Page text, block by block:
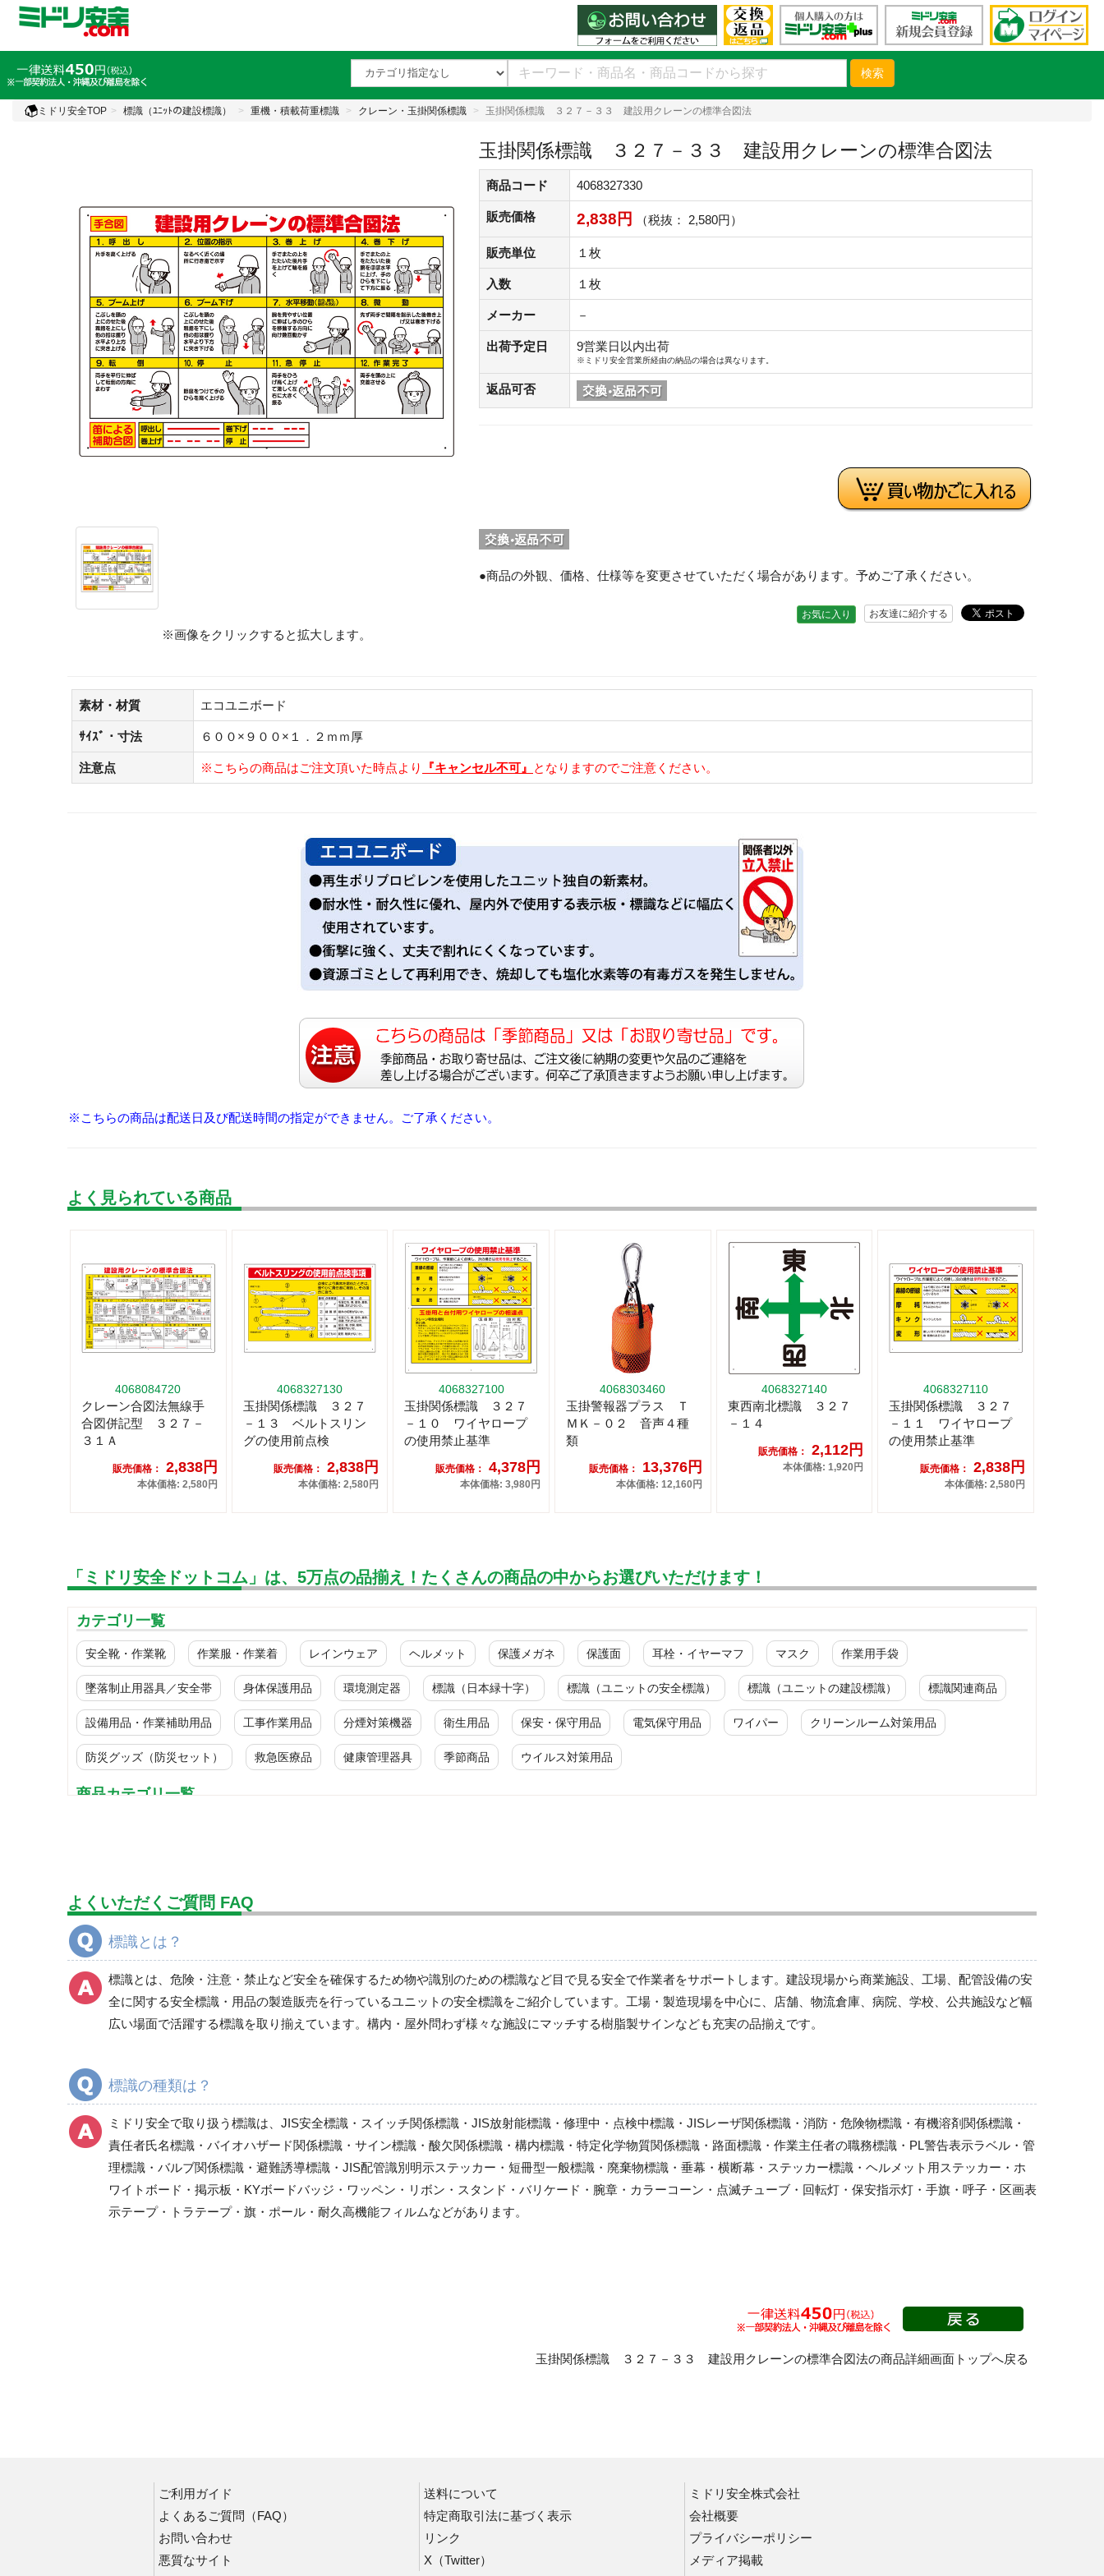
検索
ミドリ安全TOP 標識（ﾕﾆｯﾄの建設標識） 重機・積載荷重標識 クレーン・玉掛関係標識 玉掛関係標識 ３２７－３３ 建設用クレーンの標準合図法
※画像をクリックすると拡大します。
玉掛関係標識 ３２７－３３ 建設用クレーンの標準合図法
商品コード 4068327330
販売価格 2,838円 （税抜： 2,580円）
販売単位 １枚
入数 １枚
メーカー －
出荷予定日 9営業日以内出荷
※ミドリ安全営業所経由の納品の場合は異なります。
返品可否
●商品の外観、価格、仕様等を変更させていただく場合があります。予めご了承ください。
お友達に紹介する
お気に入り
素材・材質 エコユニボード
ｻｲｽﾞ・寸法 ６００×９００×１．２ｍｍ厚
注意点 ※こちらの商品はご注文頂いた時点より 『キャンセル不可』 となりますのでご注意ください。
※こちらの商品は配送日及び配送時間の指定ができません。ご了承ください。
よく見られている商品
4068084720
クレーン合図法無線手
合図併記型 ３２７－
３１Ａ
販売価格： 2,838円
本体価格: 2,580円
4068327130
玉掛関係標識 ３２７
－１３ ベルトスリン
グの使用前点検
販売価格： 2,838円
本体価格: 2,580円
4068327100
玉掛関係標識 ３２７
－１０ ワイヤロープ
の使用禁止基準
販売価格： 4,378円
本体価格: 3,980円
4068303460
玉掛警報器プラス Ｔ
ＭＫ－０２ 音声４種
類
販売価格： 13,376円
本体価格: 12,160円
4068327140
東西南北標識 ３２７
－１４
販売価格： 2,112円
本体価格: 1,920円
4068327110
玉掛関係標識 ３２７
－１１ ワイヤロープ
の使用禁止基準
販売価格： 2,838円
本体価格: 2,580円
「ミドリ安全ドットコム」は、5万点の品揃え！たくさんの商品の中からお選びいただけます！
カテゴリ一覧
安全靴・作業靴 作業服・作業着 レインウェア ヘルメット 保護メガネ 保護面 耳栓・イヤーマフ マスク 作業用手袋
墜落制止用器具／安全帯 身体保護用品 環境測定器 標識（日本緑十字） 標識（ユニットの安全標識） 標識（ユニットの建設標識） 標識関連商品
設備用品・作業補助用品 工事作業用品 分煙対策機器 衛生用品 保安・保守用品 電気保守用品 ワイパー クリーンルーム対策用品
防災グッズ（防災セット） 救急医療品 健康管理器具 季節商品 ウイルス対策用品
商品カテゴリ一覧
安全掲示板（木製）
現場配置図用品
朝礼会場・安全広場関連用品
施工体系図
行先表示板他
無災害記録表他
昇降口・昇降階段標識
保護具標識
安全第一標識他
整理整頓標識
クレーン・玉掛関係標識
樹脂製KYボード（防雨型）
危険予知活動用品
よくいただくご質問 FAQ
標識とは？
標識とは、危険・注意・禁止など安全を確保するため物や識別のための標識など目で見る安全で作業者をサポートします。建設現場から商業施設、工場、配管設備の安
全に関する安全標識・用品の製造販売を行っているユニットの安全標識をご紹介しています。工場・製造現場を中心に、店舗、物流倉庫、病院、学校、公共施設など幅
広い場面で活躍する標識を取り揃えています。構内・屋外問わず様々な施設にマッチする樹脂製サインなども充実の品揃えです。
標識の種類は？
ミドリ安全で取り扱う標識は、JIS安全標識・スイッチ関係標識・JIS放射能標識・修理中・点検中標識・JISレーザ関係標識・消防・危険物標識・有機溶剤関係標識・
責任者氏名標識・バイオハザード関係標識・サイン標識・酸欠関係標識・構内標識・特定化学物質関係標識・路面標識・作業主任者の職務標識・PL警告表示ラベル・管
理標識・バルブ関係標識・避難誘導標識・JIS配管識別明示ステッカー・短冊型一般標識・廃棄物標識・垂幕・横断幕・ステッカー標識・ヘルメット用ステッカー・ホ
ワイトボード・掲示板・KYボードバッジ・ワッペン・リボン・スタンド・バリケード・腕章・カラーコーン・点滅チューブ・回転灯・保安指示灯・手旗・呼子・区画表
示テープ・トラテープ・旗・ポール・耐久高機能フィルムなどがあります。
玉掛関係標識 ３２７－３３ 建設用クレーンの標準合図法の商品詳細画面トップへ戻る
ご利用ガイド
よくあるご質問（FAQ）
お問い合わせ
悪質なサイト
送料について
特定商取引法に基づく表示
リンク
X（Twitter）
ミドリ安全株式会社
会社概要
プライバシーポリシー
メディア掲載